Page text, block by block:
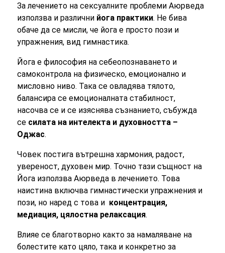
За лечението на сексуалните проблеми Аюрведа
използва и различни йога практики. Не бива
обаче да се мисли, че йога е просто пози и
упражнения, вид гимнастика.
Йога е философия на себеопознаването и
самоконтрола на физическо, емоционално и
мисловно ниво. Така се овладява тялото,
балансира се емоционалната стабилност,
насочва се и се изяснява съзнанието, събужда
се силата на интелекта и духовността –
Оджас.
Човек постига вътрешна хармония, радост,
увереност, духовен мир. Точно тази същност на
Йога използва Аюрведа в лечението. Това
наистина включва гимнастически упражнения и
пози, но наред с това и концентрация,
медиация, цялостна релаксация.
Влияе се благотворно както за намаляване на
болестите като цяло, така и конкретно за